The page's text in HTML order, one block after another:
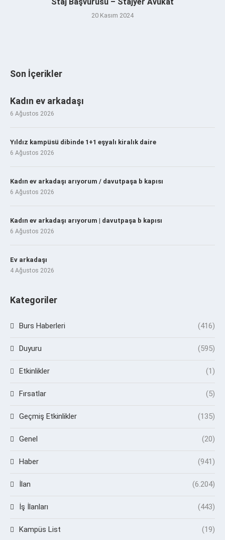
20 Kasım 2024
Son İçerikler
Kadın ev arkadaşı
6 Ağustos 2026
Yıldız kampüsü dibinde 1+1 eşyalı kiralık daire
6 Ağustos 2026
Kadın ev arkadaşı arıyorum / davutpaşa b kapısı
6 Ağustos 2026
Kadın ev arkadaşı arıyorum | davutpaşa b kapısı
6 Ağustos 2026
Ev arkadaşı
4 Ağustos 2026
Kategoriler
Burs Haberleri (416)
Duyuru (595)
Etkinlikler (1)
Fırsatlar (5)
Geçmiş Etkinlikler (135)
Genel (20)
Haber (941)
İlan (6.204)
İş İlanları (443)
Kampüs List (19)